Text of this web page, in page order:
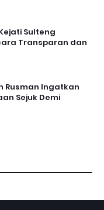
Sulteng
Transparan dan
Rusman Ingatkan
Sejuk Demi